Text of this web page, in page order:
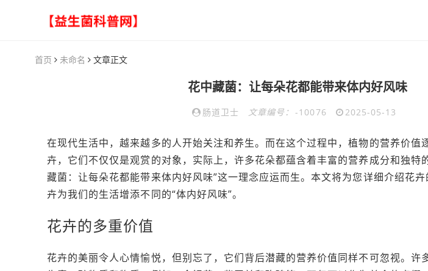
首页 未命名 文章正文
花中藏菌：让每朵花都能带来体内好风味
肠道卫士 文章编号： -10076 2025-05-13
在现代生活中，越来越多的人开始关注和养生。而在这个过程中，植物的营养价值
卉，它们不仅仅是观赏的对象，实际上，许多花朵都蕴含着丰富的营养成分和独特
藏菌：让每朵花都能带来体内好风味”这一理念应运而生。本文将为您详细介绍花
卉为我们的生活增添不同的“体内好风味”。
花卉的多重价值
花卉的美丽令人心情愉悦，但别忘了，它们背后潜藏的营养价值同样不可忽视。许